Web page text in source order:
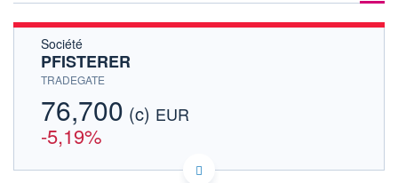
Société
PFISTERER
TRADEGATE
76,700 (c) EUR
-5,19%
DE000PFSE212 PFSE